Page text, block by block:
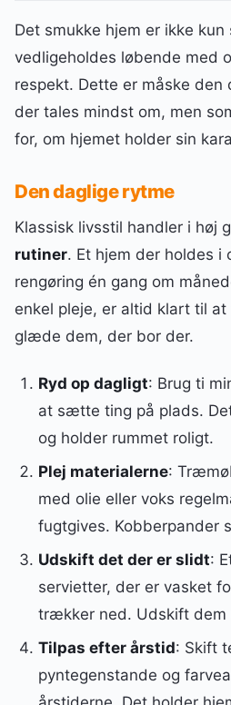
Det smukke hjem er ikke
vedligeholdes løbende med
respekt. Dette er måske den
der tales mindst om, men
for, om hjemet holder sin
Den daglige rytme
Klassisk livsstil handler i høj
rutiner. Et hjem der holdes i
rengøring én gang om
enkel pleje, er altid klart til
glæde dem, der bor der.
Ryd op dagligt: Brug ti
at sætte ting på plads.
og holder rummet roligt.
Plej materialerne:
med olie eller voks
fugtgives. Kobberpander
Udskift det der er slidt:
servietter, der er vasket
trækker ned. Udskift dem
Tilpas efter årstid: Skift
pyntegenstande og